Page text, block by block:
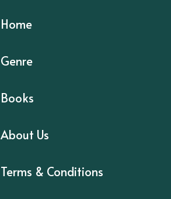
Home
Genre
Books
About Us
Terms & Conditions